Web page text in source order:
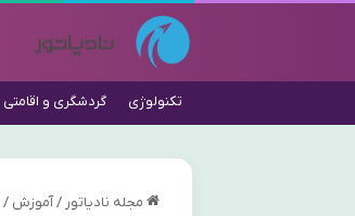
تکنولوژی گردشگری و اقامتی
مجله نادیاتور / آموزش /